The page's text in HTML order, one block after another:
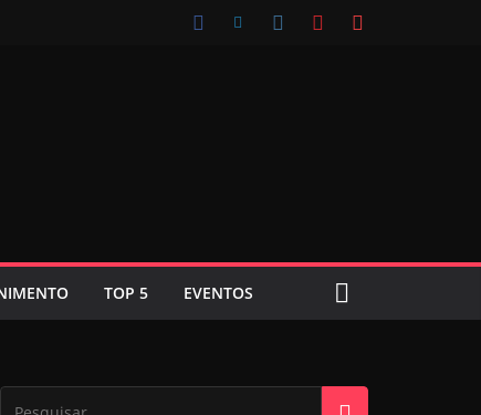
TOP 5 EVENTOS